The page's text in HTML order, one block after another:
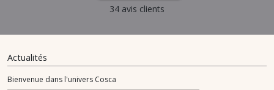
34 avis clients
Actualités
Bienvenue dans l'univers Cosca